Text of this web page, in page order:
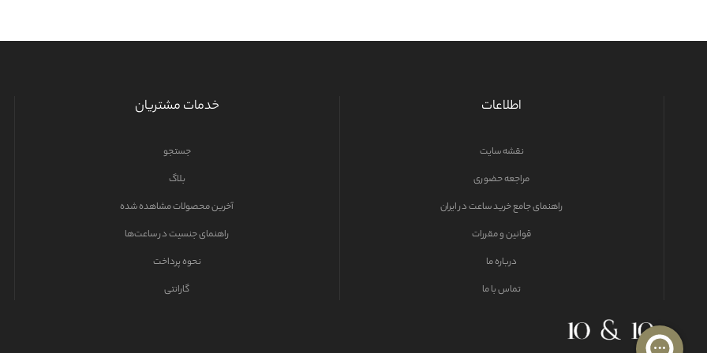
اطلاعات
نقشه سایت
مراجعه حضوری
راهنمای جامع خرید ساعت در ایران
قوانین و مقررات
درباره ما
تماس با ما
خدمات مشتریان
جستجو
بلاگ
آخرین محصولات مشاهده شده
راهنمای جنسیت در ساعت‌ها
نحوه پرداخت
گارانتی